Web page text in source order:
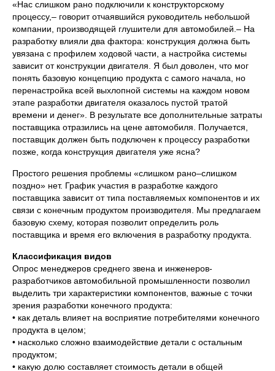
«Нас слишком рано подключили к конструкторскому
процессу,– говорит отчаявшийся руководитель небольшой
компании, производящей глушители для автомобилей.– На
разработку влияли два фактора: конструкция должна быть
увязана с профилем ходовой части, а настройка системы
зависит от конструкции двигателя. Я был доволен, что мог
понять базовую концепцию продукта с самого начала, но
перенастройка всей выхлопной системы на каждом новом
этапе разработки двигателя оказалось пустой тратой
времени и денег». В результате все дополнительные затраты
поставщика отразились на цене автомобиля. Получается,
поставщик должен быть подключен к процессу разработки
позже, когда конструкция двигателя уже ясна?
Простого решения проблемы «слишком рано–слишком
поздно» нет. График участия в разработке каждого
поставщика зависит от типа поставляемых компонентов и их
связи с конечным продуктом производителя. Мы предлагаем
базовую схему, которая позволит определить роль
поставщика и время его включения в разработку продукта.
Классификация видов
Опрос менеджеров среднего звена и инженеров-
разработчиков автомобильной промышленности позволил
выделить три характеристики компонентов, важные с точки
зрения разработки конечного продукта:
• как деталь влияет на восприятие потребителями конечного
продукта в целом;
• насколько сложно взаимодействие детали с остальным
продуктом;
• какую долю составляет стоимость детали в общей